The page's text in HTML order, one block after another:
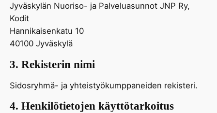
Jyväskylän Nuoriso- ja Palveluasunnot JNP Ry,
Kodit
Hannikaisenkatu 10
40100 Jyväskylä
3. Rekisterin nimi
Sidosryhmä- ja yhteistyökumppaneiden rekisteri.
4. Henkilötietojen käyttötarkoitus